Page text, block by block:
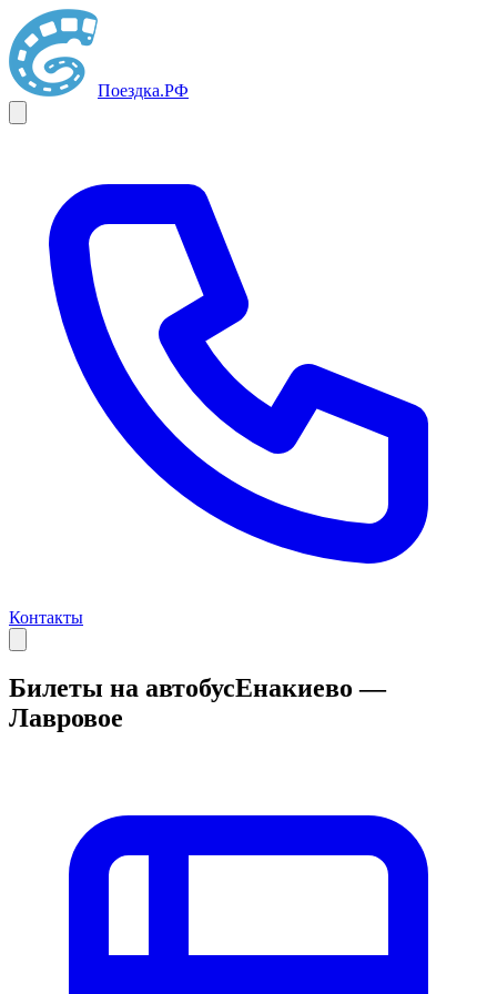
Поездка.РФ
Контакты
Билеты на автобусЕнакиево —
Лавровое